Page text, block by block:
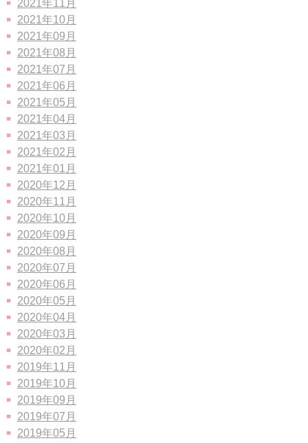
2021年11月
2021年10月
2021年09月
2021年08月
2021年07月
2021年06月
2021年05月
2021年04月
2021年03月
2021年02月
2021年01月
2020年12月
2020年11月
2020年10月
2020年09月
2020年08月
2020年07月
2020年06月
2020年05月
2020年04月
2020年03月
2020年02月
2019年11月
2019年10月
2019年09月
2019年07月
2019年05月